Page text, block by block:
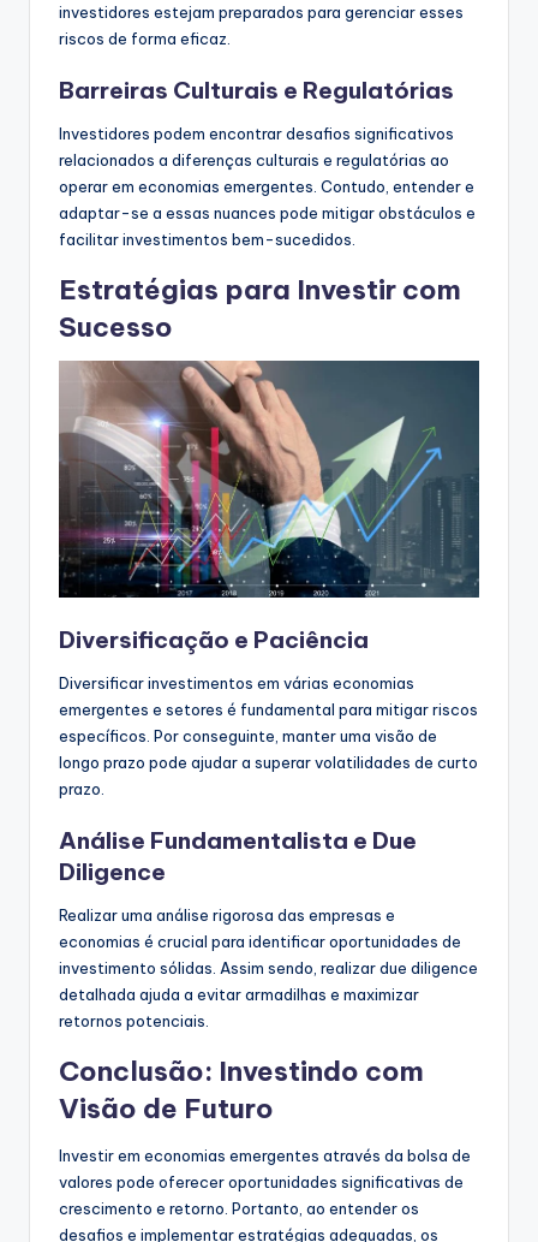
investidores estejam preparados para gerenciar esses
riscos de forma eficaz.
Barreiras Culturais e Regulatórias
Investidores podem encontrar desafios significativos
relacionados a diferenças culturais e regulatórias ao
operar em economias emergentes. Contudo, entender e
adaptar-se a essas nuances pode mitigar obstáculos e
facilitar investimentos bem-sucedidos.
Estratégias para Investir com
Sucesso
Diversificação e Paciência
Diversificar investimentos em várias economias
emergentes e setores é fundamental para mitigar riscos
específicos. Por conseguinte, manter uma visão de
longo prazo pode ajudar a superar volatilidades de curto
prazo.
Análise Fundamentalista e Due
Diligence
Realizar uma análise rigorosa das empresas e
economias é crucial para identificar oportunidades de
investimento sólidas. Assim sendo, realizar due diligence
detalhada ajuda a evitar armadilhas e maximizar
retornos potenciais.
Conclusão: Investindo com
Visão de Futuro
Investir em economias emergentes através da bolsa de
valores pode oferecer oportunidades significativas de
crescimento e retorno. Portanto, ao entender os
desafios e implementar estratégias adequadas, os